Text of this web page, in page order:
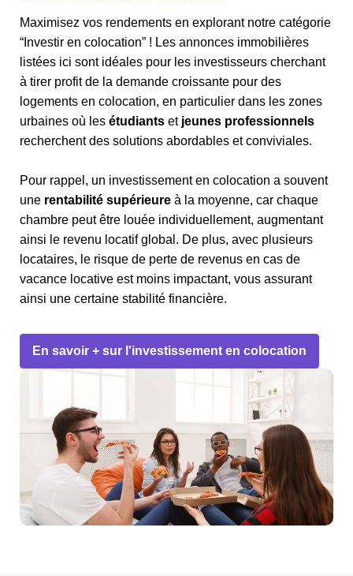
Maximisez vos rendements en explorant notre catégorie
“Investir en colocation” ! Les annonces immobilières
listées ici sont idéales pour les investisseurs cherchant
à tirer profit de la demande croissante pour des
logements en colocation, en particulier dans les zones
urbaines où les étudiants et jeunes professionnels
recherchent des solutions abordables et conviviales.
Pour rappel, un investissement en colocation a souvent
une rentabilité supérieure à la moyenne, car chaque
chambre peut être louée individuellement, augmentant
ainsi le revenu locatif global. De plus, avec plusieurs
locataires, le risque de perte de revenus en cas de
vacance locative est moins impactant, vous assurant
ainsi une certaine stabilité financière.
En savoir + sur l'investissement en colocation